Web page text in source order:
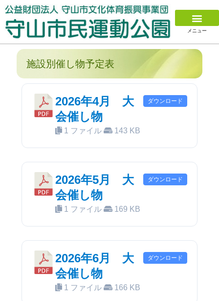
メニュー
施設別催し物予定表
2026年4月 大
会催し物
1 ファイル 143 KB
ダウンロード
2026年5月 大
会催し物
1 ファイル 169 KB
ダウンロード
2026年6月 大
会催し物
1 ファイル 166 KB
ダウンロード